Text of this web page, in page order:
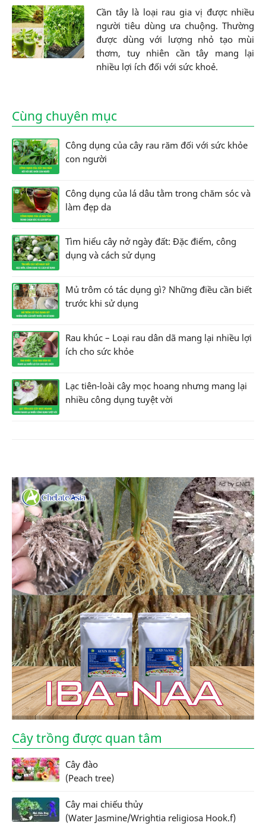
Cần tây là loại rau gia vị được nhiều
người tiêu dùng ưa chuộng. Thường
được dùng với lượng nhỏ tạo mùi
thơm, tuy nhiên cần tây mang lại
nhiều lợi ích đối với sức khoẻ.
Cùng chuyên mục
Công dụng của cây rau răm đối với sức khỏe
con người
Công dụng của lá dâu tằm trong chăm sóc và
làm đẹp da
Tìm hiểu cây nở ngày đất: Đặc điểm, công
dụng và cách sử dụng
Mủ trôm có tác dụng gì? Những điều cần biết
trước khi sử dụng
Rau khúc – Loại rau dân dã mang lại nhiều lợi
ích cho sức khỏe
Lạc tiên-loài cây mọc hoang nhưng mang lại
nhiều công dụng tuyệt vời
Ad by CNCT
Cây trồng được quan tâm
Cây đào
(Peach tree)
Cây mai chiếu thủy
(Water Jasmine/Wrightia religiosa Hook.f)